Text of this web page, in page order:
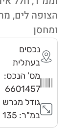
ומחסן
נכסים
בעתלית
מס' הנכס:
6601457
גודל מגרש
במ"ר: 135